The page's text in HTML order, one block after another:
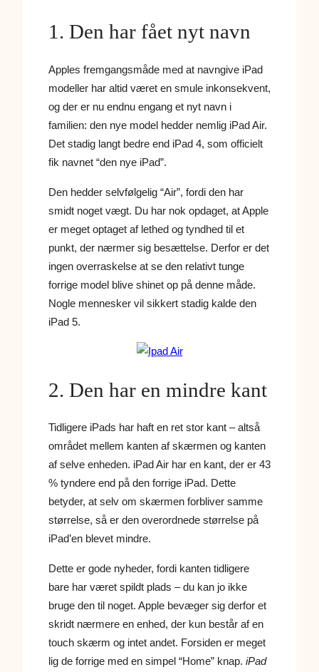
1. Den har fået nyt navn
Apples fremgangsmåde med at navngive iPad
modeller har altid været en smule inkonsekvent,
og der er nu endnu engang et nyt navn i
familien: den nye model hedder nemlig iPad Air.
Det stadig langt bedre end iPad 4, som officielt
fik navnet “den nye iPad”.
Den hedder selvfølgelig “Air”, fordi den har
smidt noget vægt. Du har nok opdaget, at Apple
er meget optaget af lethed og tyndhed til et
punkt, der nærmer sig besættelse. Derfor er det
ingen overraskelse at se den relativt tunge
forrige model blive shinet op på denne måde.
Nogle mennesker vil sikkert stadig kalde den
iPad 5.
2. Den har en mindre kant
Tidligere iPads har haft en ret stor kant – altså
området mellem kanten af skærmen og kanten
af selve enheden. iPad Air har en kant, der er 43
% tyndere end på den forrige iPad. Dette
betyder, at selv om skærmen forbliver samme
størrelse, så er den overordnede størrelse på
iPad’en blevet mindre.
Dette er gode nyheder, fordi kanten tidligere
bare har været spildt plads – du kan jo ikke
bruge den til noget. Apple bevæger sig derfor et
skridt nærmere en enhed, der kun består af en
touch skærm og intet andet. Forsiden er meget
lig de forrige med en simpel “Home” knap. iPad